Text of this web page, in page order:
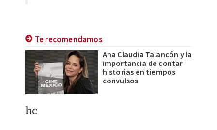
Te recomendamos
Ana Claudia Talancón y la
importancia de contar
historias en tiempos
convulsos
hc